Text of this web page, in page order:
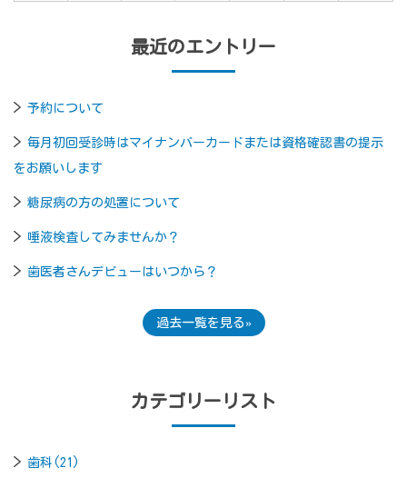
最近のエントリー
予約について
毎月初回受診時はマイナンバーカードまたは資格確認書の提示
をお願いします
糖尿病の方の処置について
唾液検査してみませんか？
歯医者さんデビューはいつから？
過去一覧を見る
カテゴリーリスト
歯科(21)